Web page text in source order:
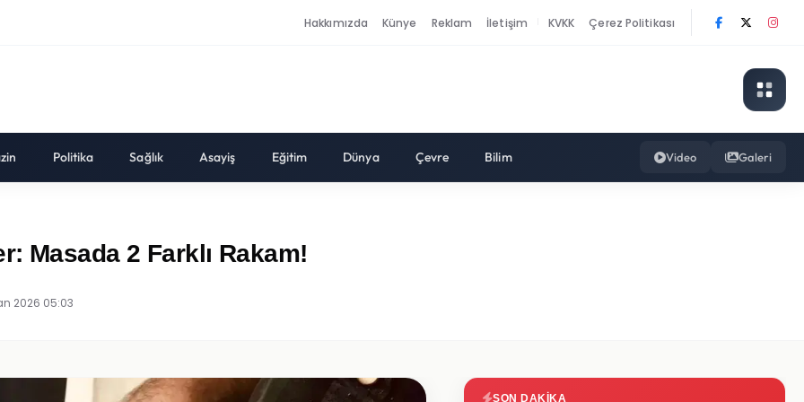
Hakkımızda Künye Reklam İletişim KVKK Çerez Politikası
Politika Sağlık Asayiş Eğitim Dünya Çevre Bilim Video Galeri
Masada 2 Farklı Rakam!
2026 05:03
SON DAKIKA